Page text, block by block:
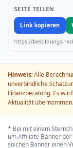
SEITE TEILEN
Link kopieren
https://besoldungs-
Hinweis:Alle
unverbindliche
Finanzberatung. Es
Aktualität übernommen.
* Bei mit einem
um Affiliate-Banner der
solchen Banner einen